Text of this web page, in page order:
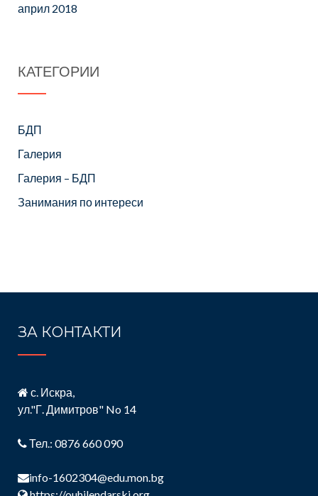
април 2018
КАТЕГОРИИ
БДП
Галерия
Галерия – БДП
Занимания по интереси
ЗА КОНТАКТИ
с. Искра,
ул."Г. Димитров" No 14
Тел.: 0876 660 090
info-1602304@edu.mon.bg